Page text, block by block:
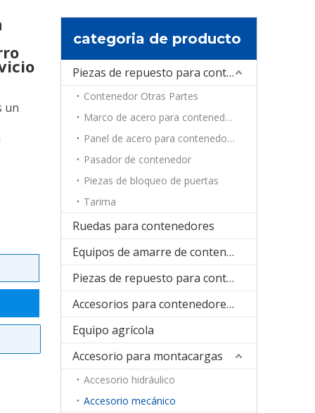
un
categoria de producto
Piezas de repuesto para contenedores
Contenedor Otras Partes
Marco de acero para contenedores
Panel de acero para contenedores
Pasador de contenedor
Piezas de bloqueo de puertas
Tarima
Ruedas para contenedores
Equipos de amarre de contenedores
Piezas de repuesto para contenedores de refrigeración
Accesorios para contenedores plegables
Equipo agrícola
Accesorio para montacargas
Accesorio hidráulico
Accesorio mecánico